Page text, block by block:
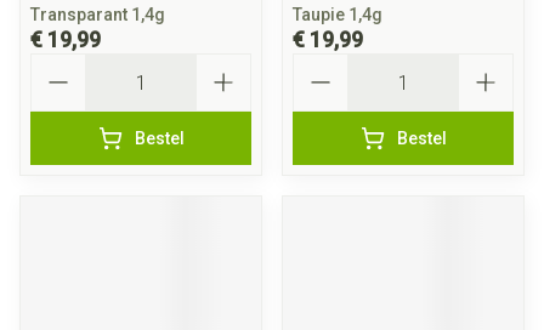
Transparant 1,4g
€ 19,99
Bestel
Taupie 1,4g
€ 19,99
Bestel